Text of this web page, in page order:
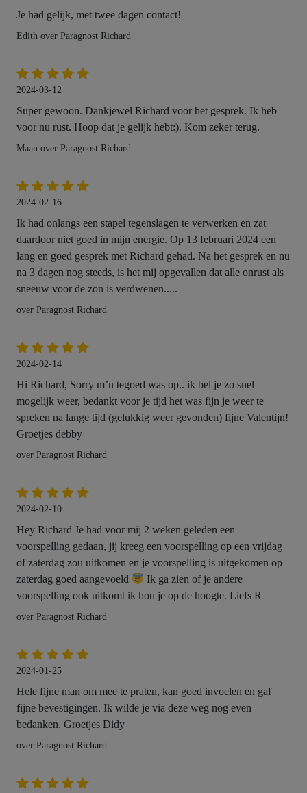
Je had gelijk, met twee dagen contact!
Edith over Paragnost Richard
2024-03-12
Super gewoon. Dankjewel Richard voor het gesprek. Ik heb
voor nu rust. Hoop dat je gelijk hebt:). Kom zeker terug.
Maan over Paragnost Richard
2024-02-16
Ik had onlangs een stapel tegenslagen te verwerken en zat
daardoor niet goed in mijn energie. Op 13 februari 2024 een
lang en goed gesprek met Richard gehad. Na het gesprek en nu
na 3 dagen nog steeds, is het mij opgevallen dat alle onrust als
sneeuw voor de zon is verdwenen.....
over Paragnost Richard
2024-02-14
Hi Richard, Sorry m’n tegoed was op.. ik bel je zo snel
mogelijk weer, bedankt voor je tijd het was fijn je weer te
spreken na lange tijd (gelukkig weer gevonden) fijne Valentijn!
Groetjes debby
over Paragnost Richard
2024-02-10
Hey Richard Je had voor mij 2 weken geleden een
voorspelling gedaan, jij kreeg een voorspelling op een vrijdag
of zaterdag zou uitkomen en je voorspelling is uitgekomen op
zaterdag goed aangevoeld
Ik ga zien of je andere
voorspelling ook uitkomt ik hou je op de hoogte. Liefs R
over Paragnost Richard
2024-01-25
Hele fijne man om mee te praten, kan goed invoelen en gaf
fijne bevestigingen. Ik wilde je via deze weg nog even
bedanken. Groetjes Didy
over Paragnost Richard